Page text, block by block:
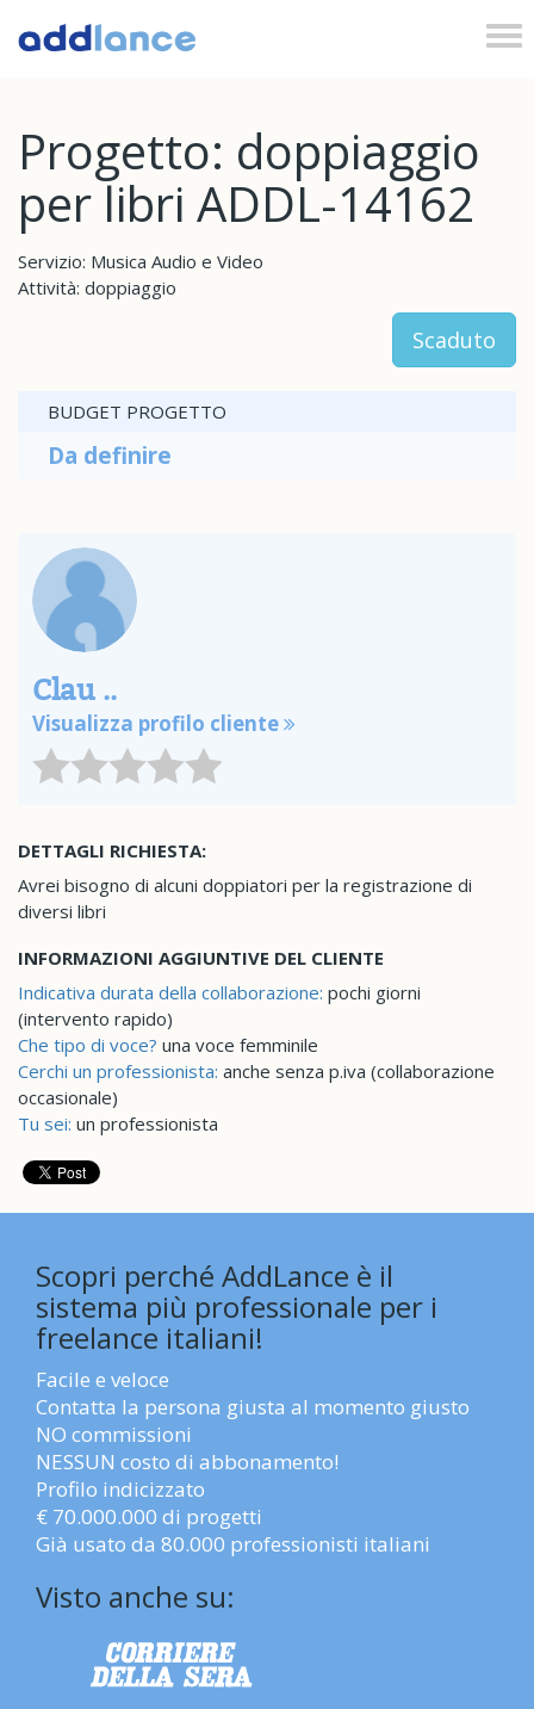
Progetto: doppiaggio
per libri ADDL-14162
Servizio: Musica Audio e Video
Attività: doppiaggio
Scaduto
BUDGET PROGETTO
Da definire
Clau ..
Visualizza profilo cliente
DETTAGLI RICHIESTA:
Avrei bisogno di alcuni doppiatori per la registrazione di
diversi libri
INFORMAZIONI AGGIUNTIVE DEL CLIENTE
Indicativa durata della collaborazione: pochi giorni
(intervento rapido)
Che tipo di voce? una voce femminile
Cerchi un professionista: anche senza p.iva (collaborazione
occasionale)
Tu sei: un professionista
Scopri perché AddLance è il
sistema più professionale per i
freelance italiani!
Facile e veloce
Contatta la persona giusta al momento giusto
NO commissioni
NESSUN costo di abbonamento!
Profilo indicizzato
€ 70.000.000 di progetti
Già usato da 80.000 professionisti italiani
Visto anche su: